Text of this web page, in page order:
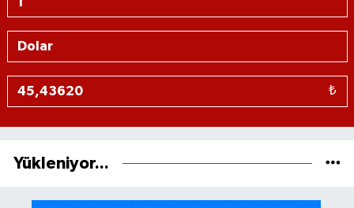
₺
Yükleniyor...